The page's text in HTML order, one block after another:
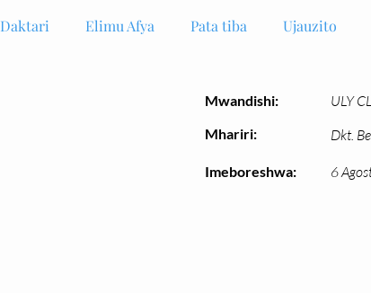
Daktari Elimu Afya Pata tiba Ujauzito
Mwandishi:
Mhariri:
Imeboreshwa:
ULY
Dkt.
6